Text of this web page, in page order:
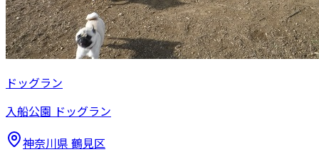
ドッグラン
入船公園 ドッグラン
神奈川県 鶴見区